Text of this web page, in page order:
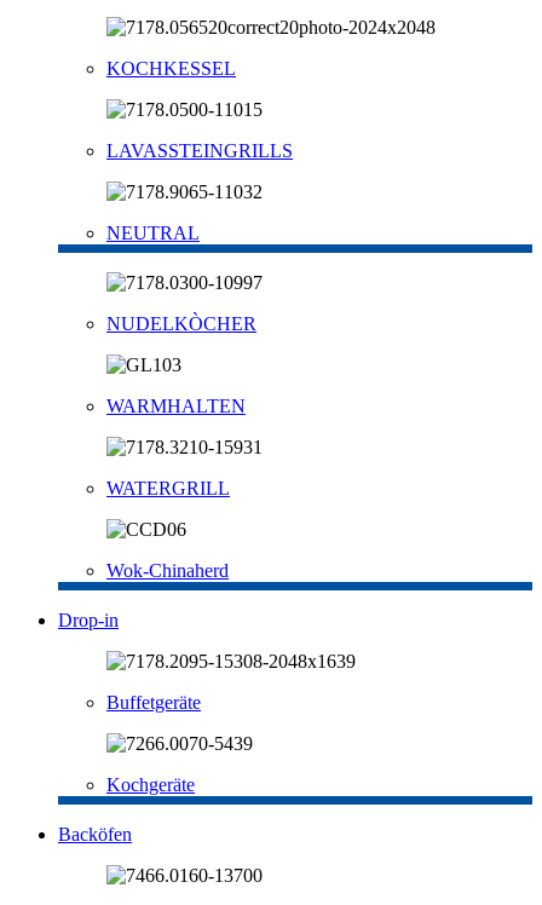
KOCHKESSEL
LAVASSTEINGRILLS
NEUTRAL
NUDELKÒCHER
WARMHALTEN
WATERGRILL
Wok-Chinaherd
Drop-in
Buffetgeräte
Kochgeräte
Backöfen